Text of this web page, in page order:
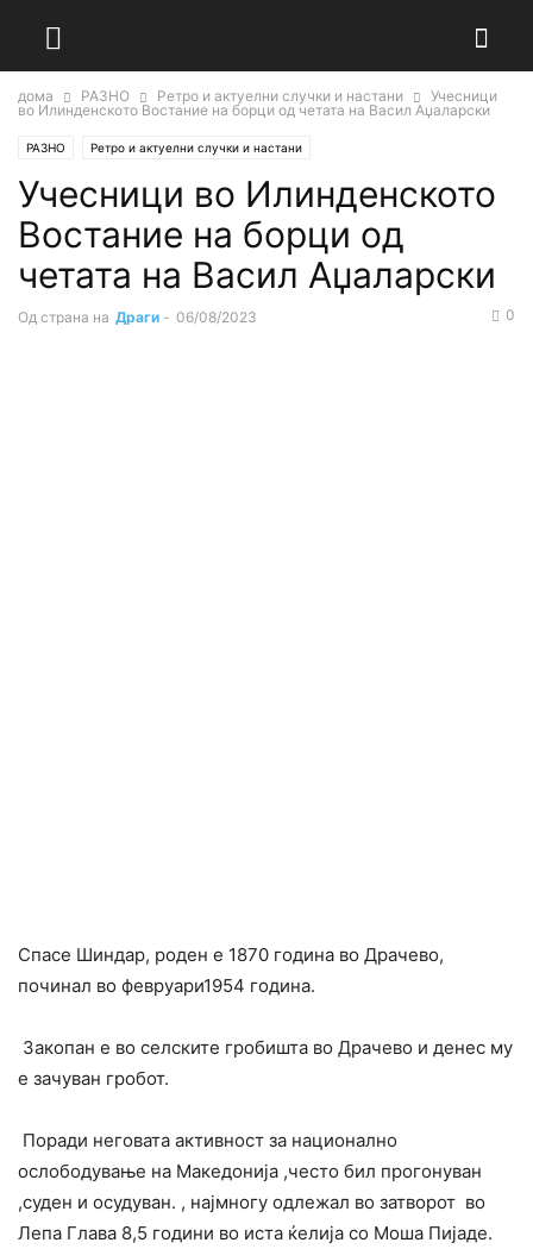
дома РАЗНО Ретро и актуелни случки и настани
Учесници
во Илинденското Востание на борци од четата на Васил Аџаларски
РАЗНО Ретро и актуелни случки и настани
Учесници во Илинденското
Востание на борци од
четата на Васил Аџаларски
Од страна на Драги - 06/08/2023 0
Спасе Шиндар, роден е 1870 година во Драчево,
починал во февруари1954 година.
Закопан е во селските гробишта во Драчево и денес му
е зачуван гробот.
Поради неговата активност за национално
ослободување на Македонија ,често бил прогонуван
,суден и осудуван. , најмногу одлежал во затворот во
Лепа Глава 8,5 години во иста ќелија со Моша Пијаде.